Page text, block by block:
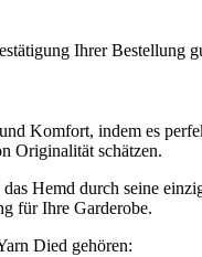
Ihrer Bestellung
Komfort, indem es
Originalität schätzen.
Hemd durch seine
für Ihre Garderobe.
Died gehören: